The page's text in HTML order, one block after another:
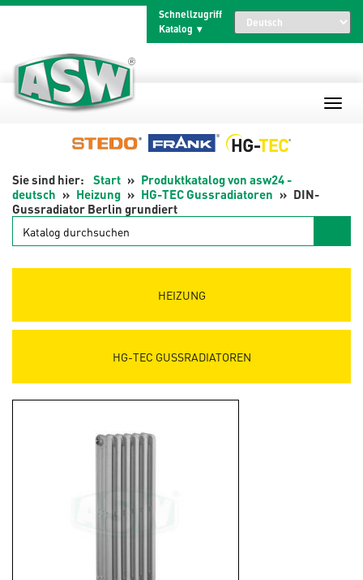
Schnellzugriff
Katalog
Start
Produktkatalog von asw24 -
deutsch
Heizung HG-TEC Gussradiatoren
DIN-
Gussradiator Berlin grundiert
Katalog
durchsuchen
HEIZUNG
HG-TEC GUSSRADIATOREN